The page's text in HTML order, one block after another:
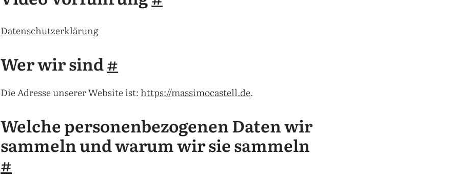
Datenschutzerklärung
Wer wir sind#
Die Adresse unserer Website ist:https://massimocastell.de.
Welche personenbezogenen Daten wir
sammeln und warum wir sie sammeln
#